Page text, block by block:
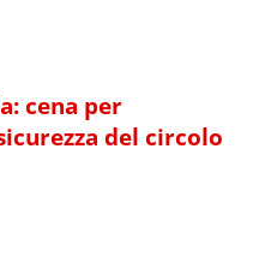
cena per
del circolo